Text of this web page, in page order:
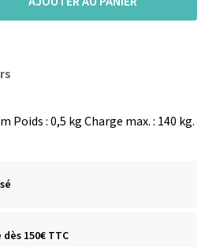
Poids : 0,5 kg Charge max. : 140 kg.
150€ TTC